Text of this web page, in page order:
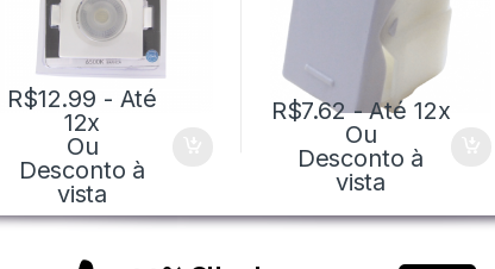
R$12.99 - Até
12x
Ou
Desconto à
vista
R$7.62- Até 12x
Ou
Desconto à
vista